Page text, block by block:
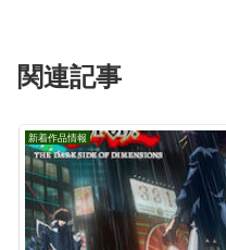
関連記事
新着作品情報